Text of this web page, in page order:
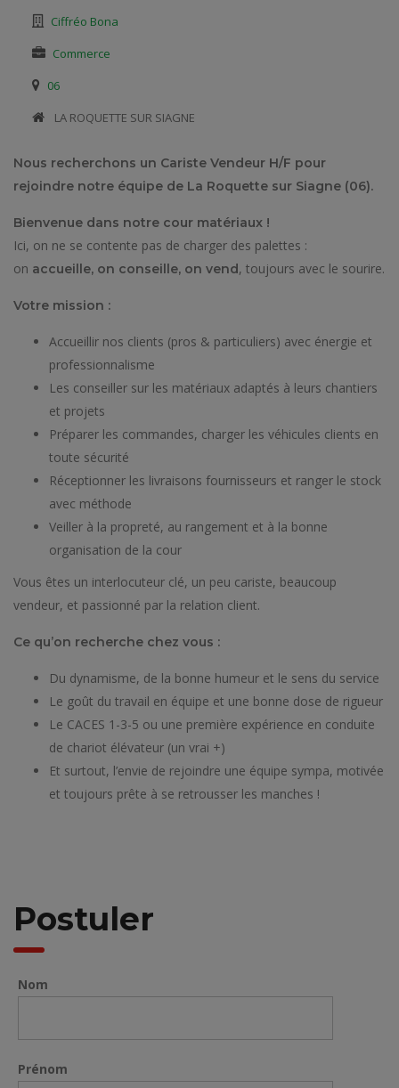
Ciffréo Bona
Commerce
06
​ LA ROQUETTE SUR SIAGNE
Nous recherchons un Cariste Vendeur H/F pour
rejoindre notre équipe de La Roquette sur Siagne (06).
Bienvenue dans notre cour matériaux !
Ici, on ne se contente pas de charger des palettes :
on accueille, on conseille, on vend , toujours avec le sourire.
Votre mission :
Accueillir nos clients (pros & particuliers) avec énergie et
professionnalisme
Les conseiller sur les matériaux adaptés à leurs chantiers
et projets
Préparer les commandes, charger les véhicules clients en
toute sécurité
Réceptionner les livraisons fournisseurs et ranger le stock
avec méthode
Veiller à la propreté, au rangement et à la bonne
organisation de la cour
Vous êtes un interlocuteur clé, un peu cariste, beaucoup
vendeur, et passionné par la relation client.
Ce qu’on recherche chez vous :
Du dynamisme, de la bonne humeur et le sens du service
Le goût du travail en équipe et une bonne dose de rigueur
Le CACES 1-3-5 ou une première expérience en conduite
de chariot élévateur (un vrai +)
Et surtout, l’envie de rejoindre une équipe sympa, motivée
et toujours prête à se retrousser les manches !
Postuler
Nom
Prénom